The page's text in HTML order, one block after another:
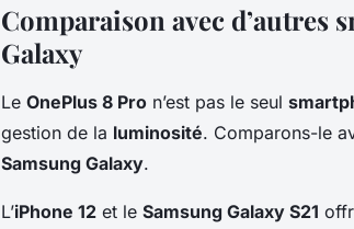
Comparaison avec d’autres
Galaxy
Le OnePlus 8 Pro n’est pas le seul
gestion de la luminosité. Comparons-le
Samsung Galaxy.
L’iPhone 12 et le Samsung Galaxy S21